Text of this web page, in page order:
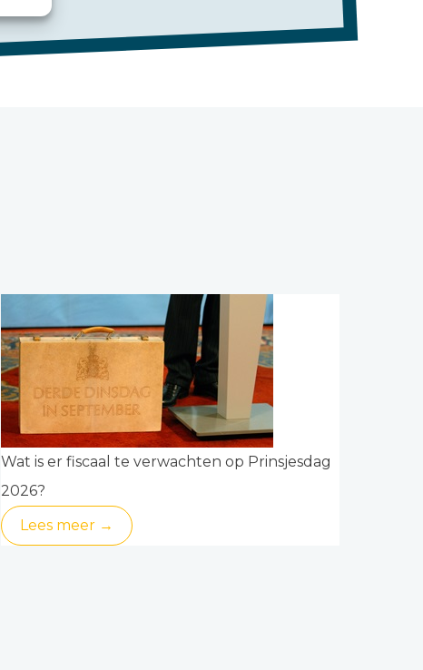
Wat is er fiscaal te verwachten op Prinsjesdag
2026?
Lees meer →